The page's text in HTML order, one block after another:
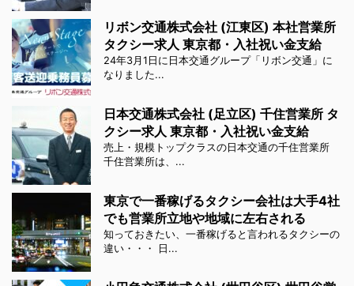
リボン交通株式会社 (江東区) 本社営業所
タクシー求人 東京都・入社祝い金支給
24年3月1日に日本交通グループ「リボン交通」に
なりました...
日本交通株式会社 (足立区) 千住営業所 タ
クシー求人 東京都・入社祝い金支給
売上・規模トップクラスの日本交通の千住営業所
千住営業所は、...
東京で一番稼げるタクシー会社は大手4社
でも営業所立地や地域に左右される
知っておきたい、一番稼げると言われるタクシーの
違い・・・ 日...